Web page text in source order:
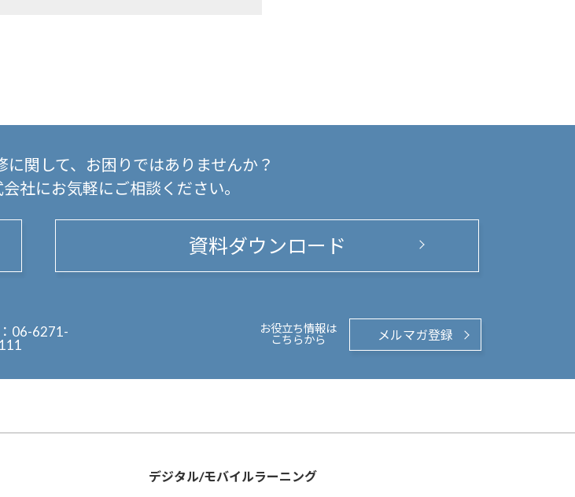
関して、
お困りではありませんか？
社にお気軽にご相談ください。
資料ダウンロード
06-6271-
お役立ち情報は
こちらから
メルマガ登録
デジタル/モバイルラーニング